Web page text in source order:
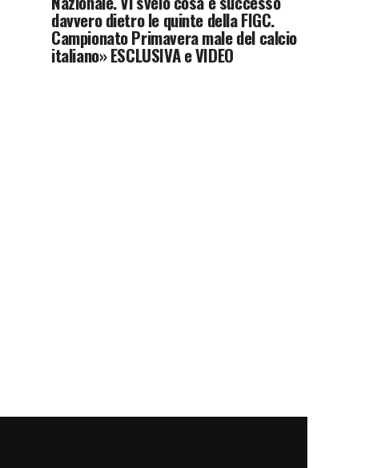
davvero dietro le quinte della FIGC.
Campionato Primavera male del calcio
italiano» ESCLUSIVA e VIDEO